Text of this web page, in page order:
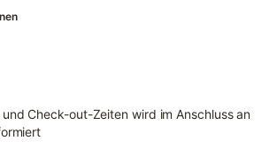
Anzahl Doppelbetten (1,80m Breite): 1;
Player; Musikanlage; Radio; TV
Föhn; Toilette
Herd; Kaffeemaschine;
Check-out-Zeiten wird im Anschluss an